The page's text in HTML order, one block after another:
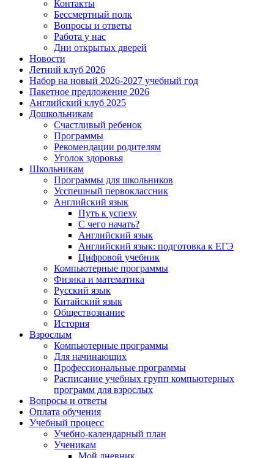
Контакты
Бессмертный полк
Вопросы и ответы
Работа у нас
Дни открытых дверей
Новости
Летний клуб 2026
Набор на новый 2026-2027 учебный год
Пакетное предложение 2026
Английский клуб 2025
Дошкольникам
Счастливый ребенок
Программы
Рекомендации родителям
Уголок здоровья
Школьникам
Программы для школьников
Усспешный первоклассник
Английский язык
Путь к успеху
С чего начать?
Английский язык
Английский язык: подготовка к ЕГЭ
Цифровой учебник
Компьютерные программы
Физика и математика
Русский язык
Китайский язык
Обществознание
История
Взрослым
Компьютерные программы
Для начинающих
Профессиональные программы
Расписание учебных групп компьютерных
программ для взрослых
Вопросы и ответы
Оплата обучения
Учебный процесс
Учебно-календарный план
Ученикам
Мой дневник